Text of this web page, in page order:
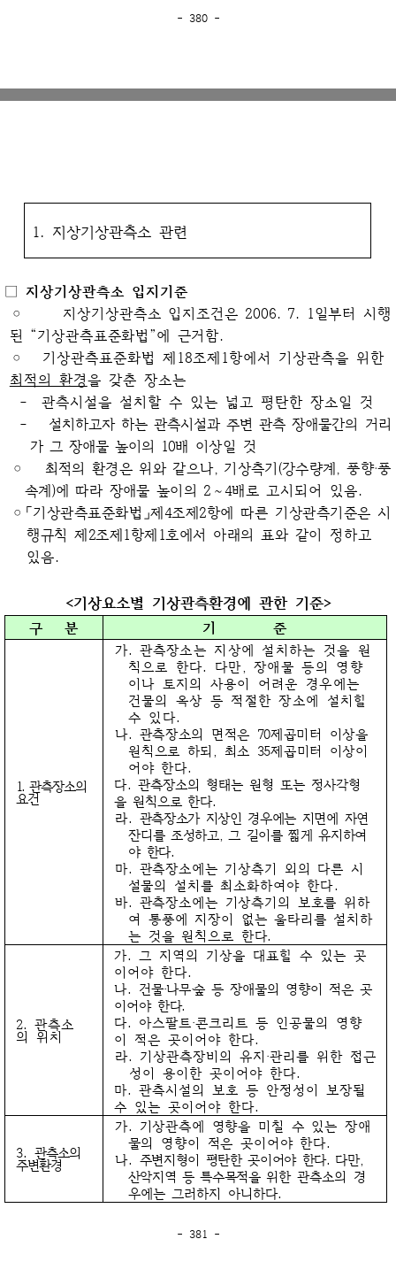
- 380 -
1. 지상기상관측소 관련
□ 지상기상관측소 입지기준
◦ 지상기상관측소 입지조건은 2006. 7. 1일부터 시행
된 “기상관측표준화법”에 근거함.
◦ 기상관측표준화법 제18조제1항에서 기상관측을 위한
최적의 환경을 갖춘 장소는
- 관측시설을 설치할 수 있는 넓고 평탄한 장소일 것
- 설치하고자 하는 관측시설과 주변 관측 장애물간의 거리
가 그 장애물 높이의 10배 이상일 것
◦ 최적의 환경은 위와 같으나, 기상측기(강수량계, 풍향‧풍
속계)에 따라 장애물 높이의 2～4배로 고시되어 있음.
◦ 「기상관측표준화법」제4조제2항에 따른 기상관측기준은 시
행규칙 제2조제1항제1호에서 아래의 표와 같이 정하고
있음.
<기상요소별 기상관측환경에 관한 기준>
구 분 기 준
1. 관측장소의
요건
가. 관측장소는 지상에 설치하는 것을 원
칙으로 한다. 다만, 장애물 등의 영향
이나 토지의 사용이 어려운 경우에는
건물의 옥상 등 적절한 장소에 설치할
수 있다.
나. 관측장소의 면적은 70제곱미터 이상을
원칙으로 하되, 최소 35제곱미터 이상이
어야 한다.
다.
관측장소의 형태는 원형 또는 정사각형
을 원칙으로 한다.
라. 관측장소가 지상인 경우에는 지면에 자연
잔디를 조성하고, 그 길이를 짧게 유지하여
야 한다.
마. 관측장소에는 기상측기 외의 다른 시
설물의 설치를 최소화하여야한다.
바. 관측장소에는 기상측기의 보호를 위하
여 통풍에 지장이 없는 울타리를 설치하
는 것을 원칙으로 한다.
2. 관측소
의 위치
가. 그 지역의 기상을 대표할 수 있는 곳
이어야 한다.
나. 건물‧나무‧숲 등 장애물의 영향이 적은 곳
이어야 한다.
다. 아스팔트‧콘크리트 등 인공물의 영향
이 적은 곳이어야 한다.
라. 기상관측장비의 유지‧관리를 위한 접근
성이 용이한 곳이어야 한다.
마. 관측시설의 보호 등 안정성이 보장될
수 있는 곳이어야 한다.
3. 관측소의
주변환경
가. 기상관측에 영향을 미칠 수 있는 장애
물의 영향이 적은 곳이어야한다.
나. 주변지형이 평탄한 곳이어야 한다. 다만,
산악지역 등 특수목적을 위한관측소의 경
우에는 그러하지 아니하다.
- 381 -